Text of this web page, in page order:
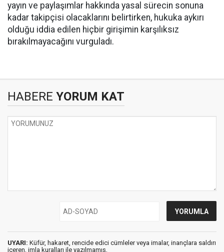
yayın ve paylaşımlar hakkında yasal sürecin sonuna
kadar takipçisi olacaklarını belirtirken, hukuka aykırı
olduğu iddia edilen hiçbir girişimin karşılıksız
bırakılmayacağını vurguladı.
HABERE YORUM KAT
UYARI: Küfür, hakaret, rencide edici cümleler veya imalar, inançlara saldırı
içeren, imla kuralları ile yazılmamış,